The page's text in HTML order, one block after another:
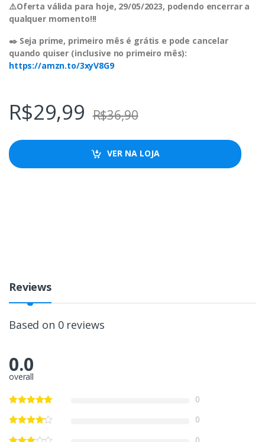
⚠️Oferta válida para hoje, 29/05/2023, podendo encerrar a
qualquer momento!!!
✒️ Seja prime, primeiro mês é grátis e pode cancelar
quando quiser (inclusive no primeiro mês):
https://amzn.to/3xyV8G9
R$29,99 R$36,90
VER NA LOJA
Reviews
Based on 0 reviews
0.0
overall
0
0